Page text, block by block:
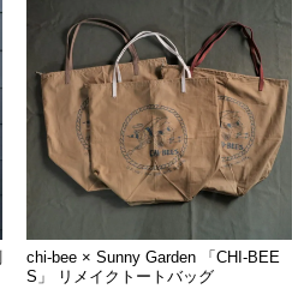
chi-bee × Sunny Garden 「CHI-BEE
S」 リメイクトートバッグ